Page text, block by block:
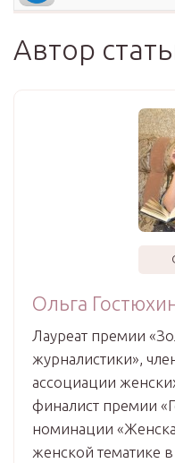
Автор
Ольга
Лауреат премии
журналистики»,
ассоциации
финалист премии
номинации
женской тематике